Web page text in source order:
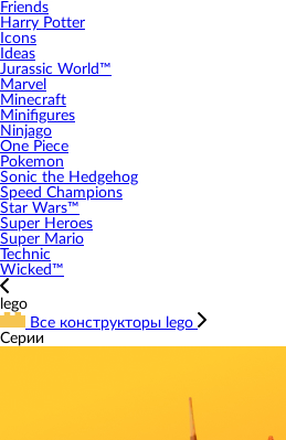
Friends
Harry Potter
Icons
Ideas
Jurassic World™
Marvel
Minecraft
Minifigures
Ninjago
One Piece
Pokemon
Sonic the Hedgehog
Speed Champions
Star Wars™
Super Heroes
Super Mario
Technic
Wicked™
lego
Все конструкторы lego
Серии